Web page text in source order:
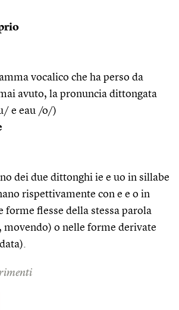
vocalico che ha perso da
avuto, la pronuncia dittongata
e eau /o/)
dei due dittonghi ie e uo in sillabe
rispettivamente con e e o in
forme flesse della stessa parola
movendo) o nelle forme derivate